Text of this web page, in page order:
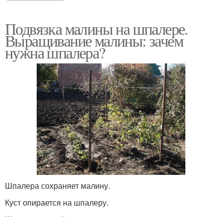
Подвязка малины на шпалере.
Выращивание малины: зачем
нужна шпалера?
Шпалера сохраняет малину.
Куст опирается на шпалеру.